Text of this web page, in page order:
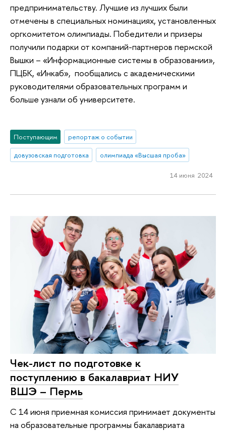
предпринимательству. Лучшие из лучших были
отмечены в специальных номинациях, установленных
оргкомитетом олимпиады. Победители и призеры
получили подарки от компаний-партнеров пермской
Вышки – «Информационные системы в образовании»,
ПЦБК, «Инкаб», пообщались с академическими
руководителями образовательных программ и
больше узнали об университете.
Поступающим
репортаж о событии
довузовская подготовка
олимпиада «Высшая проба»
14 июня 2024
Чек-лист по подготовке к
поступлению в бакалавриат НИУ
ВШЭ – Пермь
С 14 июня приемная комиссия принимает документы
на образовательные программы бакалавриата